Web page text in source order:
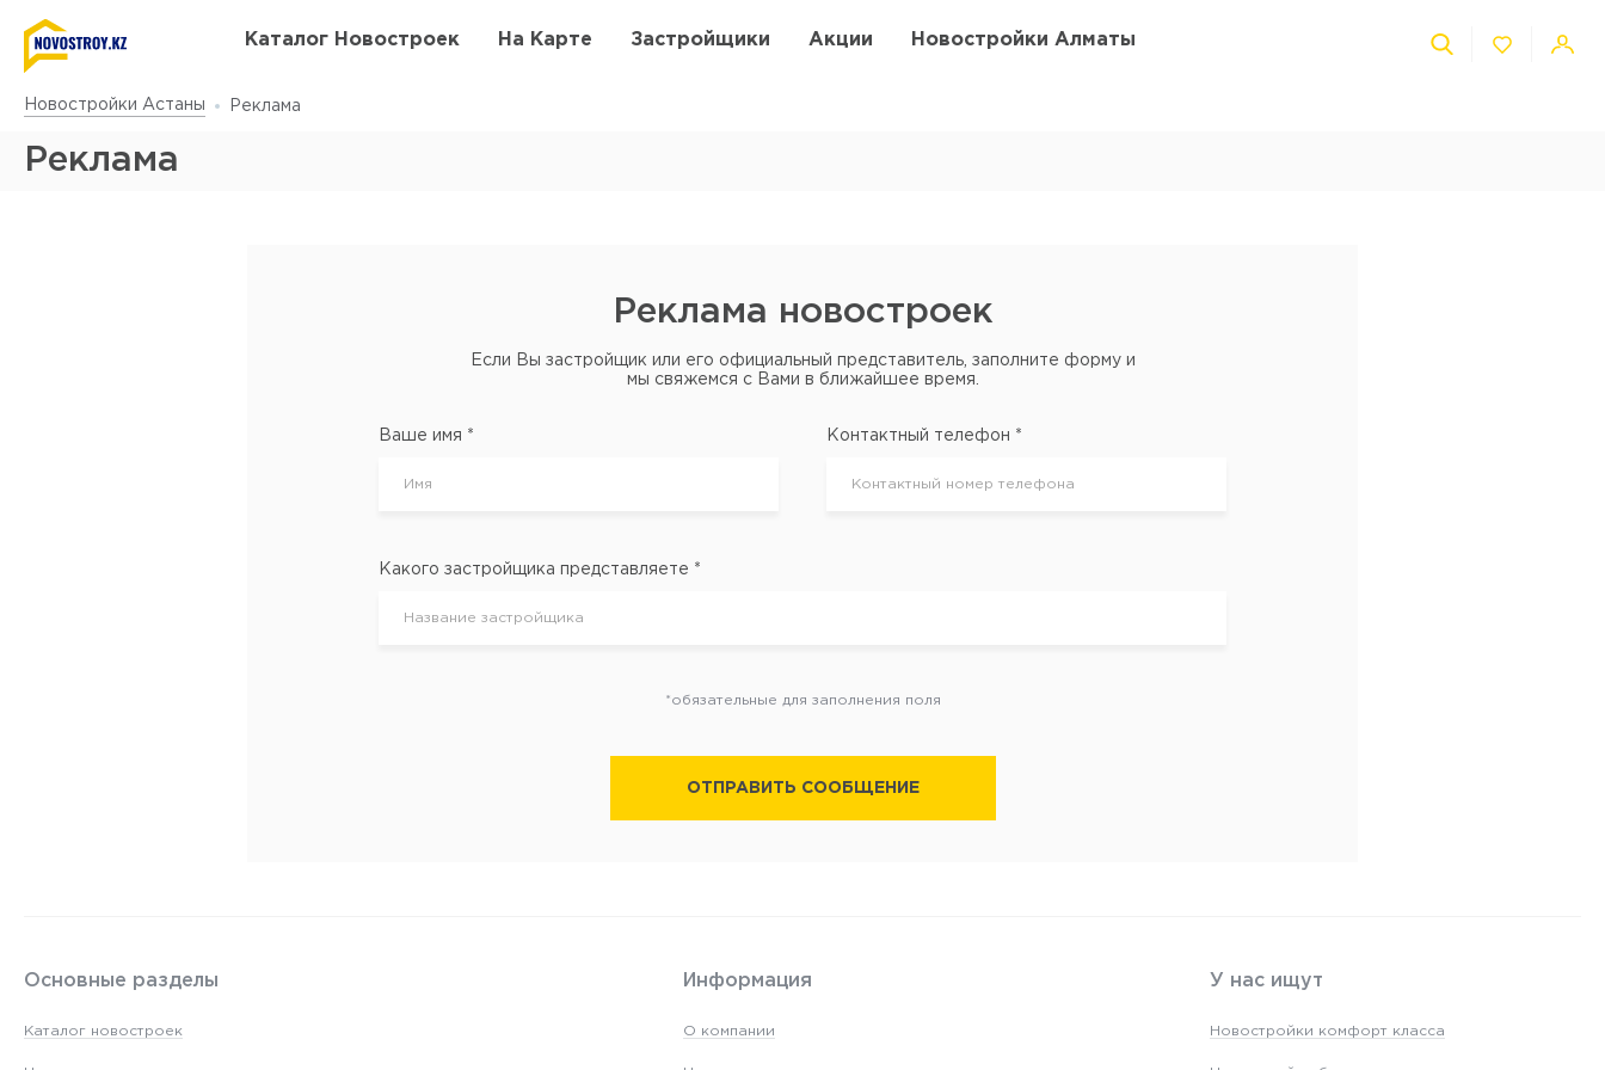
Каталог Новостроек На Карте Застройщики Акции Новостройки Алматы
Новостройки Астаны Реклама
Реклама
Реклама новостроек
Если Вы застройщик или его официальный представитель, заполните форму и
мы свяжемся с Вами в ближайшее время.
Ваше имя * Контактный телефон *
Какого застройщика представляете *
*обязательные для заполнения поля
ОТПРАВИТЬ СООБЩЕНИЕ
Основные разделы
Каталог новостроек
Информация
О компании
У нас ищут
Новостройки комфорт класса